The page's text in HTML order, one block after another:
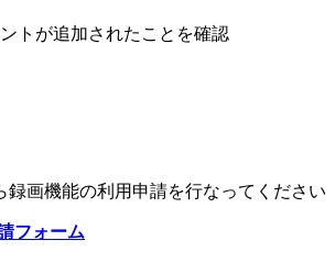
トが追加されたことを確認
録画機能の利用申請を行なってください
フォーム